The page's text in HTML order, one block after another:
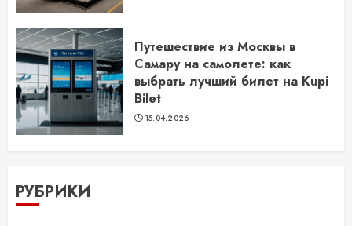
Путешествие из Москвы в
Самару на самолете: как
выбрать лучший билет на Kupi
Bilet
15.04.2026
РУБРИКИ